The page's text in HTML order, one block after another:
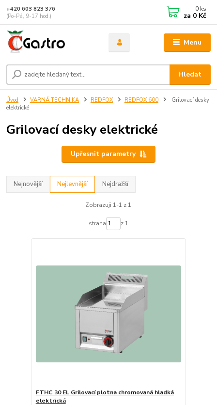
Menu
Hledat
+420 603 823 376
(Po-Pá, 9-17 hod.)
0 ks
za 0 Kč
Úvod VARNÁ TECHNIKA REDFOX REDFOX 600
Grilovací desky
elektrické
Grilovací desky elektrické
Upřesnit parametry
Nejnovější Nejlevnější Nejdražší
Zobrazuji 1-1 z 1
strana z 1
FTHC 30 EL Grilovací plotna chromovaná hladká
elektrická